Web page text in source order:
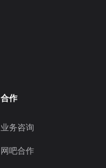
合作
业务咨询
网吧合作